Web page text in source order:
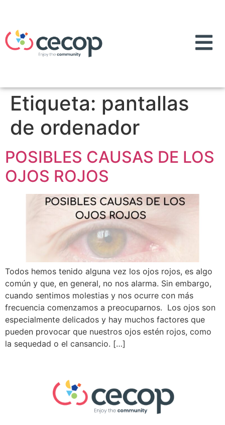
Etiqueta: pantallas
de ordenador
POSIBLES CAUSAS DE LOS
OJOS ROJOS
Todos hemos tenido alguna vez los ojos rojos, es algo
común y que, en general, no nos alarma. Sin embargo,
cuando sentimos molestias y nos ocurre con más
frecuencia comenzamos a preocuparnos. Los ojos son
especialmente delicados y hay muchos factores que
pueden provocar que nuestros ojos estén rojos, como
la sequedad o el cansancio. […]